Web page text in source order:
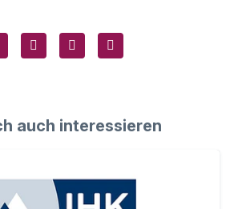
auch interessieren